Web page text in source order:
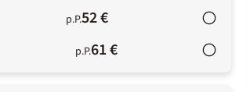
p.P.52 €
p.P.61 €